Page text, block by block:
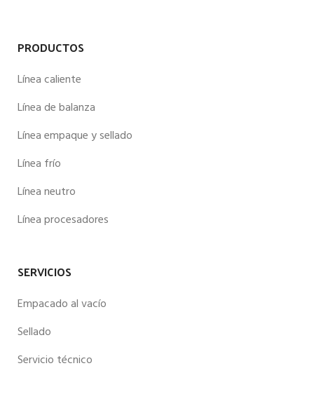
PRODUCTOS
Línea caliente
Línea de balanza
Línea empaque y sellado
Línea frío
Línea neutro
Línea procesadores
SERVICIOS
Empacado al vacío
Sellado
Servicio técnico